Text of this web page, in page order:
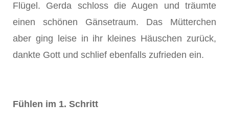
Flügel. Gerda schloss die Augen und träumte
einen schönen Gänsetraum. Das Mütterchen
aber ging leise in ihr kleines Häuschen zurück,
dankte Gott und schlief ebenfalls zufrieden ein.
Fühlen im 1. Schritt